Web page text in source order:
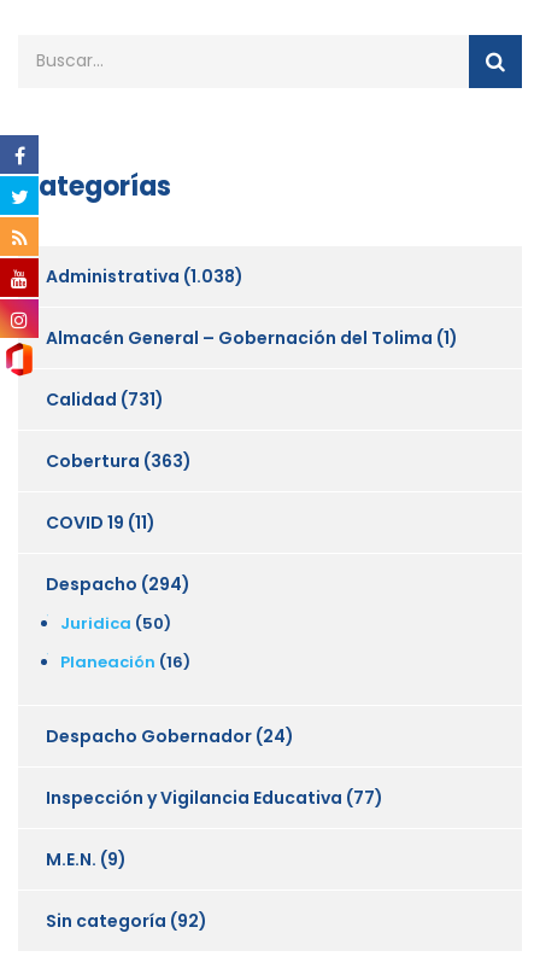
Categorías
Administrativa (1.038)
Almacén General – Gobernación del Tolima (1)
Calidad (731)
Cobertura (363)
COVID 19 (11)
Despacho (294)
Juridica (50)
Planeación (16)
Despacho Gobernador (24)
Inspección y Vigilancia Educativa (77)
M.E.N. (9)
Sin categoría (92)